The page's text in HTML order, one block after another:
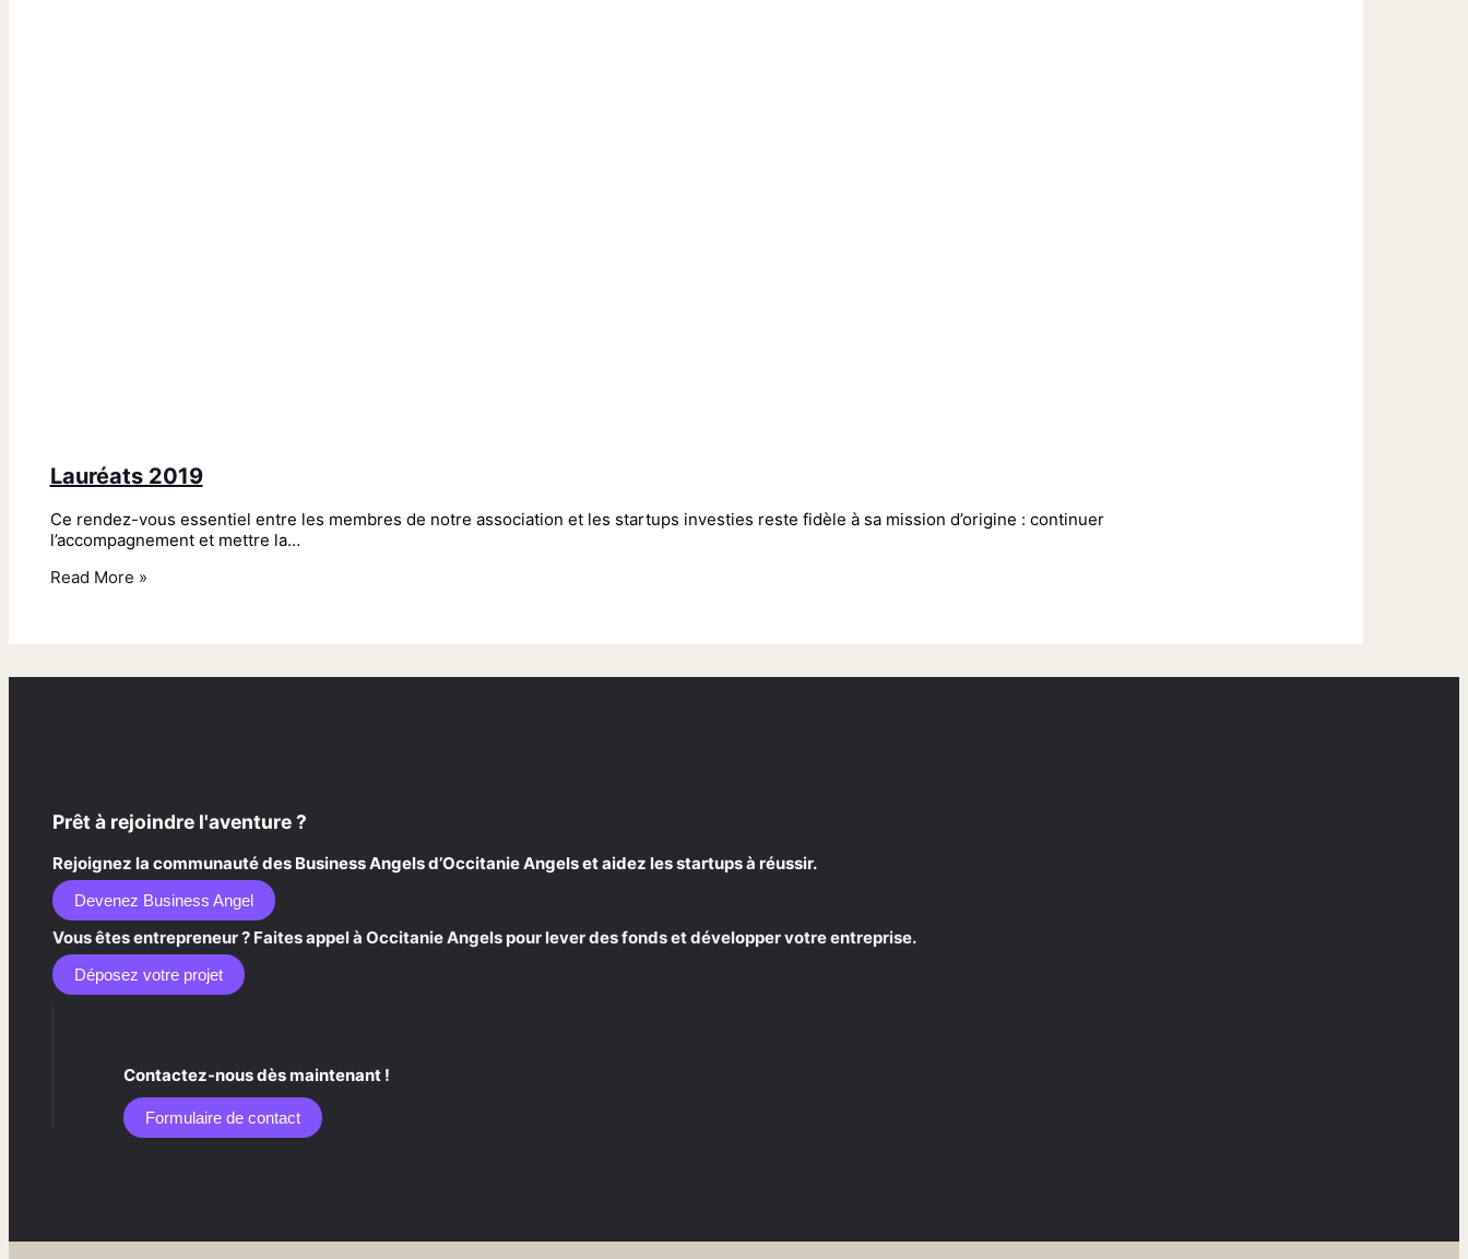
Lauréats 2019
Ce rendez-vous essentiel entre les membres de notre association et les startups investies reste fidèle à sa mission d’origine : continuer
l’accompagnement et mettre la…
Read More »
Prêt à rejoindre l'aventure ?
Rejoignez la communauté des Business Angels d’Occitanie Angels et aidez les startups à réussir.
Devenez Business Angel
Vous êtes entrepreneur ? Faites appel à Occitanie Angels pour lever des fonds et développer votre entreprise.
Déposez votre projet
Contactez-nous dès maintenant !
Formulaire de contact​